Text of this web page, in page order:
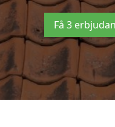
Få 3